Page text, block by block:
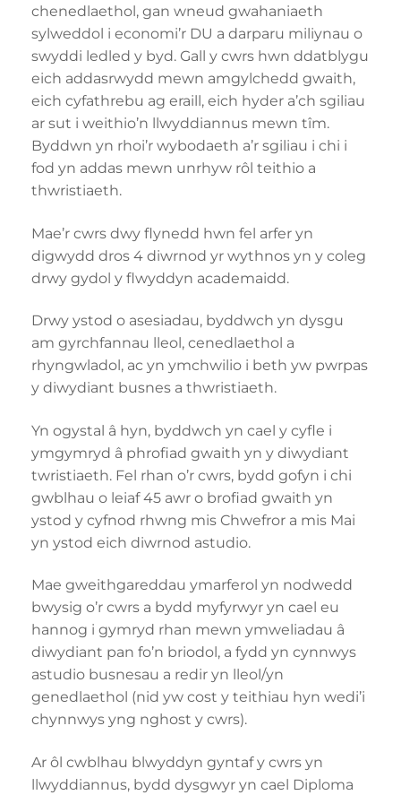
chenedlaethol, gan wneud gwahaniaeth
sylweddol i economi’r DU a darparu miliynau o
swyddi ledled y byd. Gall y cwrs hwn ddatblygu
eich addasrwydd mewn amgylchedd gwaith,
eich cyfathrebu ag eraill, eich hyder a’ch sgiliau
ar sut i weithio’n llwyddiannus mewn tîm.
Byddwn yn rhoi’r wybodaeth a’r sgiliau i chi i
fod yn addas mewn unrhyw rôl teithio a
thwristiaeth.
Mae’r cwrs dwy flynedd hwn fel arfer yn
digwydd dros 4 diwrnod yr wythnos yn y coleg
drwy gydol y flwyddyn academaidd.
Drwy ystod o asesiadau, byddwch yn dysgu
am gyrchfannau lleol, cenedlaethol a
rhyngwladol, ac yn ymchwilio i beth yw pwrpas
y diwydiant busnes a thwristiaeth.
Yn ogystal â hyn, byddwch yn cael y cyfle i
ymgymryd â phrofiad gwaith yn y diwydiant
twristiaeth. Fel rhan o’r cwrs, bydd gofyn i chi
gwblhau o leiaf 45 awr o brofiad gwaith yn
ystod y cyfnod rhwng mis Chwefror a mis Mai
yn ystod eich diwrnod astudio.
Mae gweithgareddau ymarferol yn nodwedd
bwysig o’r cwrs a bydd myfyrwyr yn cael eu
hannog i gymryd rhan mewn ymweliadau â
diwydiant pan fo’n briodol, a fydd yn cynnwys
astudio busnesau a redir yn lleol/yn
genedlaethol (nid yw cost y teithiau hyn wedi’i
chynnwys yng nghost y cwrs).
Ar ôl cwblhau blwyddyn gyntaf y cwrs yn
llwyddiannus, bydd dysgwyr yn cael Diploma